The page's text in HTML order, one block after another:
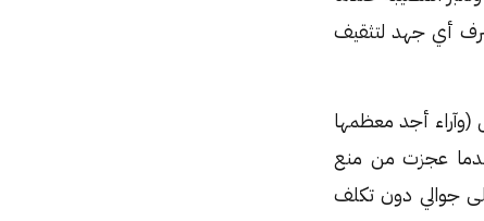
أي جهد لتثقيف
أجد معظمها
عجزت من منع
جوالي دون تكلف